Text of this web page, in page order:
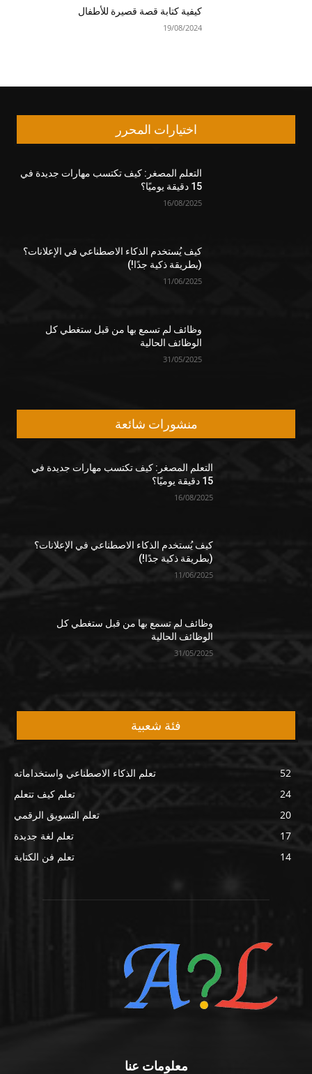
كيفية كتابة قصة قصيرة للأطفال
19/08/2024
اختيارات المحرر
التعلم المصغر: كيف تكتسب مهارات جديدة في
15 دقيقة يوميًا؟
16/08/2025
كيف يُستخدم الذكاء الاصطناعي في الإعلانات؟
(بطريقة ذكية جدًا!)
11/06/2025
وظائف لم تسمع بها من قبل ستغطي كل
الوظائف الحالية
31/05/2025
منشورات شائعة
التعلم المصغر: كيف تكتسب مهارات جديدة في
15 دقيقة يوميًا؟
16/08/2025
كيف يُستخدم الذكاء الاصطناعي في الإعلانات؟
(بطريقة ذكية جدًا!)
11/06/2025
وظائف لم تسمع بها من قبل ستغطي كل
الوظائف الحالية
31/05/2025
فئة شعبية
تعلم الذكاء الاصطناعي واستخداماته
52
تعلم كيف تتعلم
24
تعلم التسويق الرقمي
20
تعلم لغة جديدة
17
تعلم فن الكتابة
14
معلومات عنا